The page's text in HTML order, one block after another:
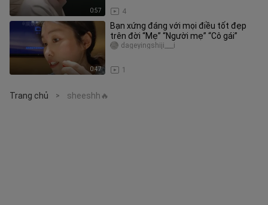
0:57 4
0:47
Bạn xứng đáng với mọi điều tốt đẹp
trên đời “Mẹ” “Người mẹ” “Cô gái”
1
dageyingshiji___i
Trang chủ > sheeshh🔥